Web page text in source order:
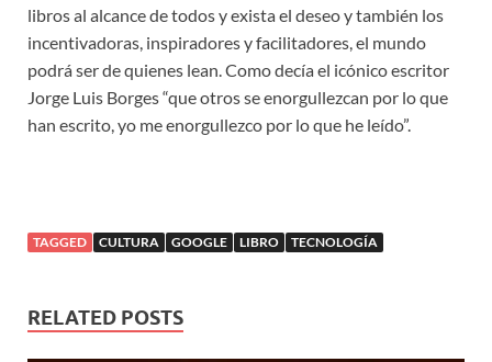
libros al alcance de todos y exista el deseo y también los
incentivadoras, inspiradores y facilitadores, el mundo
podrá ser de quienes lean. Como decía el icónico escritor
Jorge Luis Borges “que otros se enorgullezcan por lo que
han escrito, yo me enorgullezco por lo que he leído”.
TAGGED CULTURA GOOGLE LIBRO TECNOLOGÍA
RELATED POSTS